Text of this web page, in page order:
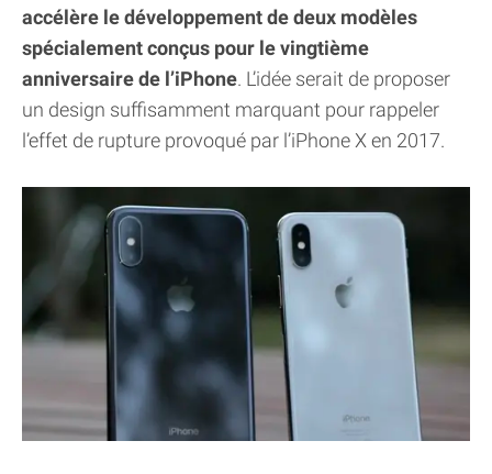
accélère le développement de deux modèles
spécialement conçus pour le vingtième
anniversaire de l’iPhone. L’idée serait de proposer
un design suffisamment marquant pour rappeler
l’effet de rupture provoqué par l’iPhone X en 2017.